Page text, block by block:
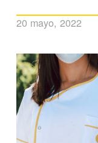
20 mayo, 2022